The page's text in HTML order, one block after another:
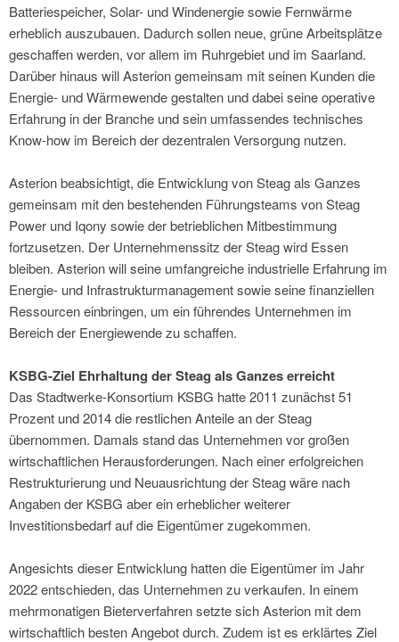
Batteriespeicher, Solar- und Windenergie sowie Fernwärme
erheblich auszubauen. Dadurch sollen neue, grüne Arbeitsplätze
geschaffen werden, vor allem im Ruhrgebiet und im Saarland.
Darüber hinaus will Asterion gemeinsam mit seinen Kunden die
Energie- und Wärmewende gestalten und dabei seine operative
Erfahrung in der Branche und sein umfassendes technisches
Know-how im Bereich der dezentralen Versorgung nutzen.
Asterion beabsichtigt, die Entwicklung von Steag als Ganzes
gemeinsam mit den bestehenden Führungsteams von Steag
Power und Iqony sowie der betrieblichen Mitbestimmung
fortzusetzen. Der Unternehmenssitz der Steag wird Essen
bleiben. Asterion will seine umfangreiche industrielle Erfahrung im
Energie- und Infrastrukturmanagement sowie seine finanziellen
Ressourcen einbringen, um ein führendes Unternehmen im
Bereich der Energiewende zu schaffen.
KSBG-Ziel Ehrhaltung der Steag als Ganzes erreicht
Das Stadtwerke-Konsortium KSBG hatte 2011 zunächst 51
Prozent und 2014 die restlichen Anteile an der Steag
übernommen. Damals stand das Unternehmen vor großen
wirtschaftlichen Herausforderungen. Nach einer erfolgreichen
Restrukturierung und Neuausrichtung der Steag wäre nach
Angaben der KSBG aber ein erheblicher weiterer
Investitionsbedarf auf die Eigentümer zugekommen.
Angesichts dieser Entwicklung hatten die Eigentümer im Jahr
2022 entschieden, das Unternehmen zu verkaufen. In einem
mehrmonatigen Bieterverfahren setzte sich Asterion mit dem
wirtschaftlich besten Angebot durch. Zudem ist es erklärtes Ziel